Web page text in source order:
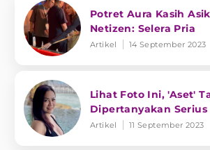
Potret Aura Kasih
Netizen: Selera Pria
Artikel 14 September 2023
Lihat Foto Ini, 'Aset'
Dipertanyakan Serius
Artikel 11 September 2023